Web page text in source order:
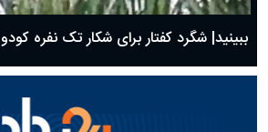
ببینید| شگرد کفتار برای شکار تک نفره کودو